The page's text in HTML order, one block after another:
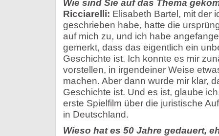
Wie sind Sie auf das Thema
Ricciarelli: Elisabeth Bartel, mit der
geschrieben habe, hatte die
auf mich zu, und ich habe
gemerkt, dass das eigentlich ein
Geschichte ist. Ich konnte es mir
vorstellen, in irgendeiner Weise
machen. Aber dann wurde mir klar,
Geschichte ist. Und es ist, glaube
erste Spielfilm über die juristische
in Deutschland.
Wieso hat es 50 Jahre gedauert,